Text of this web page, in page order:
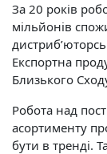
За 20 років
мільйонів
Експортна
Близького
Робота над
асортименту
бути в тренді.